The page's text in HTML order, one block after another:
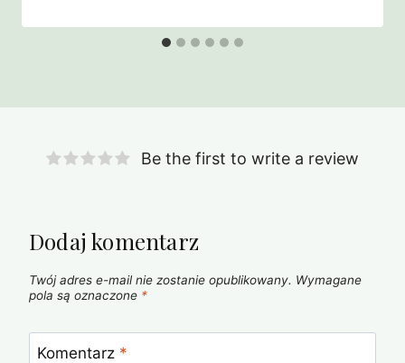
Be the first to write a review
Dodaj komentarz
Twój adres e-mail nie zostanie opublikowany. Wymagane
pola są oznaczone *
Komentarz *